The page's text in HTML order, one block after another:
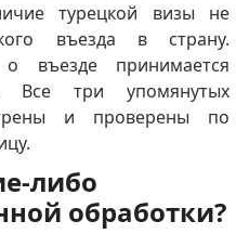
турецкой визы не
въезда в страну.
въезде принимается
Все три упомянутых
и проверены по
либо
обработки?